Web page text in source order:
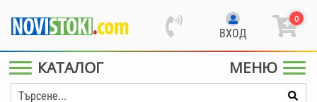
ВХОД
0
КАТАЛОГ МЕНЮ